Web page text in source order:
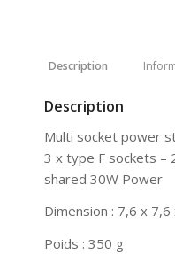
Description
Description
Multi socket power
3 x type F sockets –
shared 30W Power
Dimension : 7,6 x 7,6
Poids : 350 g